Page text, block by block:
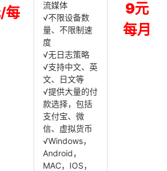
每
流媒体
√不限设备数
量、不限制速
度
√无日志策略
√支持中文、英
文、日文等
√提供大量的付
款选择，包括
支付宝、微
信、虚拟货币
√Windows，
Android，
MAC，IOS，
9元
每月